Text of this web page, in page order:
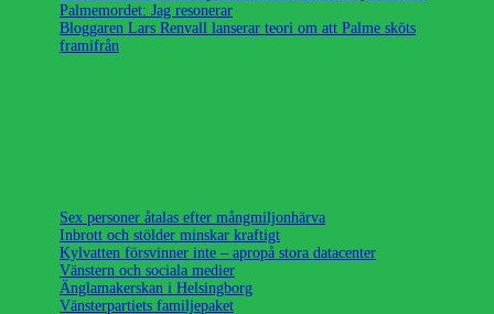
Palmemordet: Jag resonerar
Bloggaren Lars Renvall lanserar teori om att Palme sköts
framifrån
Sex personer åtalas efter mångmiljonhärva
Inbrott och stölder minskar kraftigt
Kylvatten försvinner inte – apropå stora datacenter
Vänstern och sociala medier
Änglamakerskan i Helsingborg
Vänsterpartiets familjepaket